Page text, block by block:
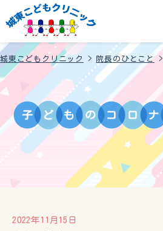
城東こどもクリニック > 院長のひとこと
子 ど も の コ ロ ナ
2022年11月15日